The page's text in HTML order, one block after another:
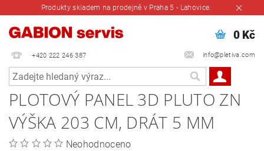
Produkty skladem na prodejně v Praha 5 - Lahovice.
+420 222 246 387 info@pletiva.com
0 Kč
PLOTOVÝ PANEL 3D PLUTO ZN
VÝŠKA 203 CM, DRÁT 5 MM
Neohodnoceno